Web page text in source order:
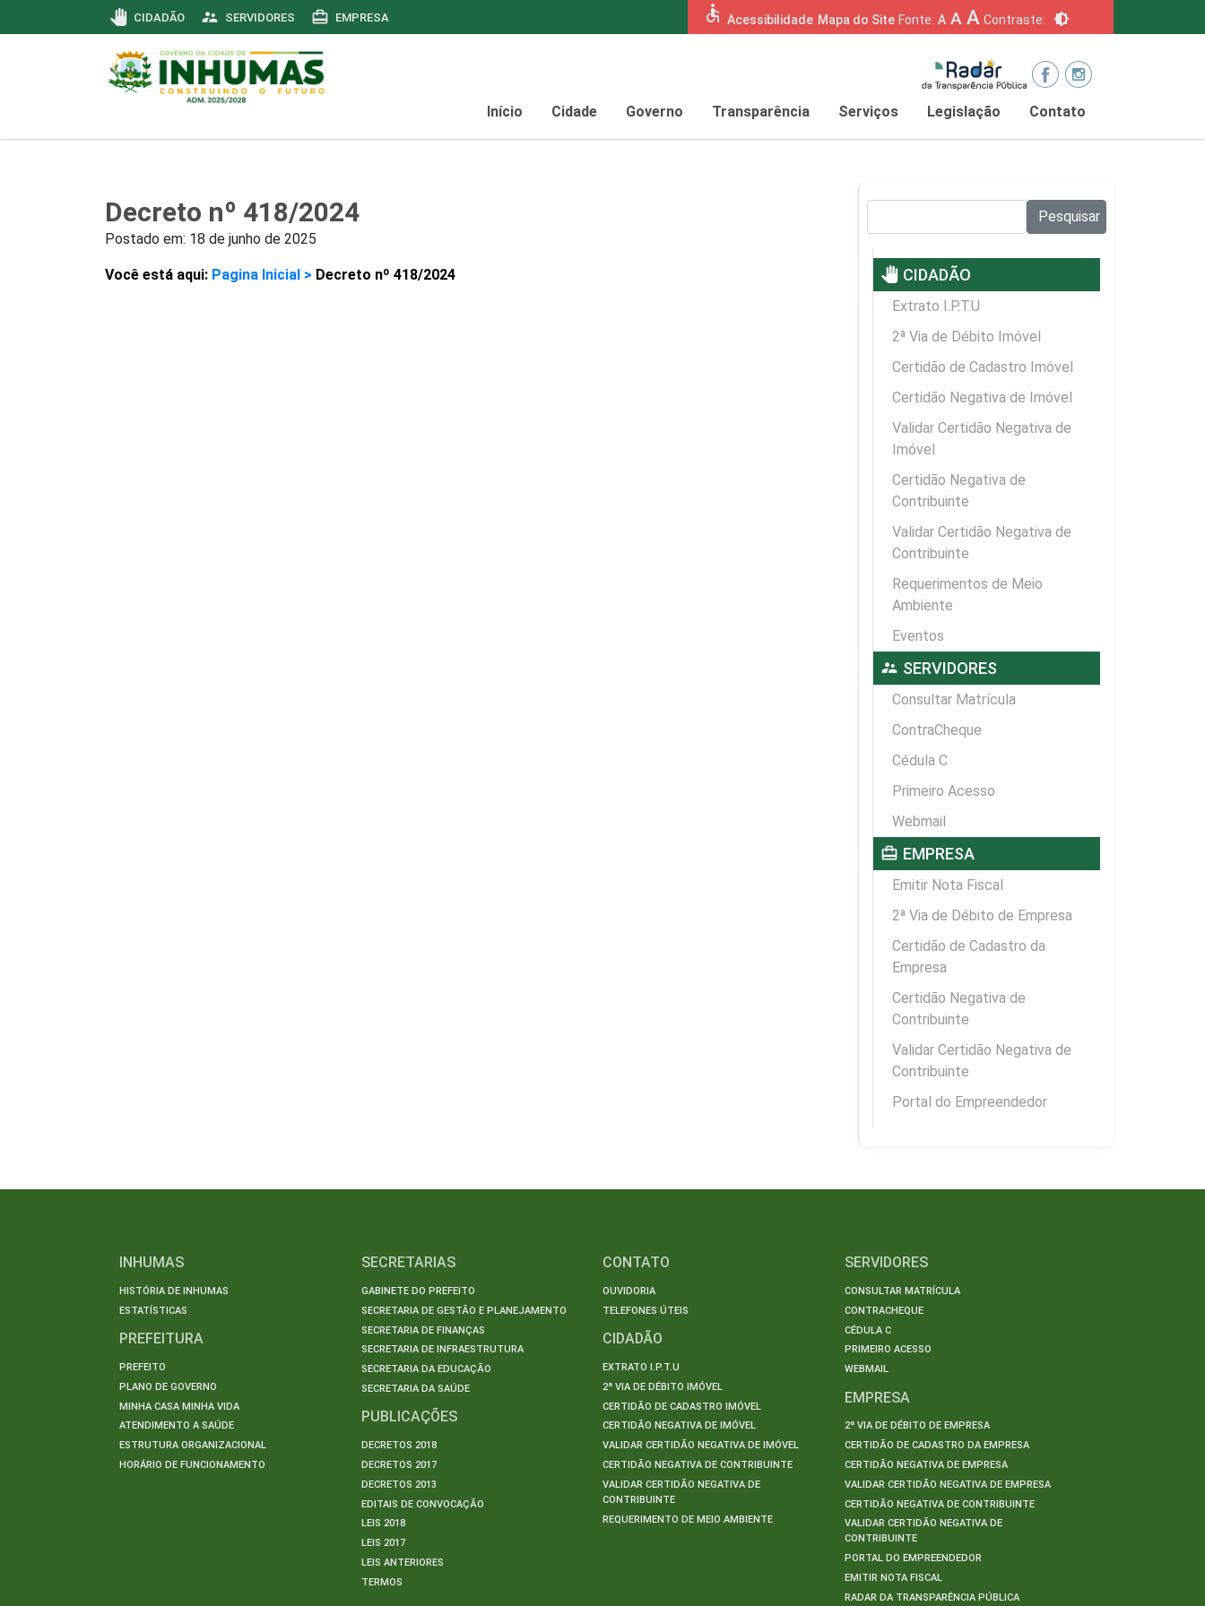
pan_tool CIDADÃO supervisor_account SERVIDORES card_travel EMPRESA accessible Acessibilidade Mapa do Site Fonte: A A A Contraste: brightness_6
Início Cidade Governo Transparência Serviços Legislação Contato
Decreto nº 418/2024
Postado em: 18 de junho de 2025
Você está aqui: Pagina Inicial > Decreto nº 418/2024
Pesquisar
pan_tool CIDADÃO
Extrato I.P.T.U
2ª Via de Débito Imóvel
Certidão de Cadastro Imóvel
Certidão Negativa de Imóvel
Validar Certidão Negativa de
Imóvel
Certidão Negativa de
Contribuinte
Validar Certidão Negativa de
Contribuinte
Requerimentos de Meio
Ambiente
Eventos
supervisor_account SERVIDORES
Consultar Matrícula
ContraCheque
Cédula C
Primeiro Acesso
Webmail
card_travel EMPRESA
Emitir Nota Fiscal
2ª Via de Débito de Empresa
Certidão de Cadastro da
Empresa
Certidão Negativa de
Contribuinte
Validar Certidão Negativa de
Contribuinte
Portal do Empreendedor
INHUMAS
HISTÓRIA DE INHUMAS
ESTATÍSTICAS
PREFEITURA
PREFEITO
PLANO DE GOVERNO
MINHA CASA MINHA VIDA
ATENDIMENTO A SAÚDE
ESTRUTURA ORGANIZACIONAL
HORÁRIO DE FUNCIONAMENTO
SECRETARIAS
GABINETE DO PREFEITO
SECRETARIA DE GESTÃO E PLANEJAMENTO
SECRETARIA DE FINANÇAS
SECRETARIA DE INFRAESTRUTURA
SECRETARIA DA EDUCAÇÃO
SECRETARIA DA SAÚDE
PUBLICAÇÕES
DECRETOS 2018
DECRETOS 2017
DECRETOS 2013
EDITAIS DE CONVOCAÇÃO
LEIS 2018
LEIS 2017
LEIS ANTERIORES
TERMOS
CONTATO
OUVIDORIA
TELEFONES ÚTEIS
CIDADÃO
EXTRATO I.P.T.U
2ª VIA DE DÉBITO IMÓVEL
CERTIDÃO DE CADASTRO IMÓVEL
CERTIDÃO NEGATIVA DE IMÓVEL
VALIDAR CERTIDÃO NEGATIVA DE IMÓVEL
CERTIDÃO NEGATIVA DE CONTRIBUINTE
VALIDAR CERTIDÃO NEGATIVA DE
CONTRIBUINTE
REQUERIMENTO DE MEIO AMBIENTE
SERVIDORES
CONSULTAR MATRÍCULA
CONTRACHEQUE
CÉDULA C
PRIMEIRO ACESSO
WEBMAIL
EMPRESA
2ª VIA DE DÉBITO DE EMPRESA
CERTIDÃO DE CADASTRO DA EMPRESA
CERTIDÃO NEGATIVA DE EMPRESA
VALIDAR CERTIDÃO NEGATIVA DE EMPRESA
CERTIDÃO NEGATIVA DE CONTRIBUINTE
VALIDAR CERTIDÃO NEGATIVA DE
CONTRIBUINTE
PORTAL DO EMPREENDEDOR
EMITIR NOTA FISCAL
RADAR DA TRANSPARÊNCIA PÚBLICA